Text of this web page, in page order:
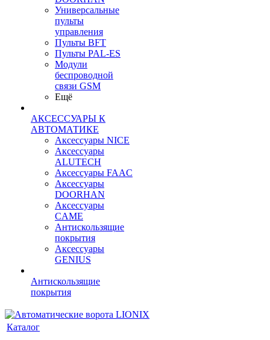
Универсальные
пульты
управления
Пульты BFT
Пульты PAL-ES
Модули
беспроводной
связи GSM
Ещё
АКСЕССУАРЫ К
АВТОМАТИКЕ
Аксессуары NICE
Аксессуары
ALUTECH
Аксессуары FAAC
Аксессуары
DOORHAN
Аксессуары
CAME
Антискользящие
покрытия
Аксессуары
GENIUS
Антискользящие
покрытия
Каталог